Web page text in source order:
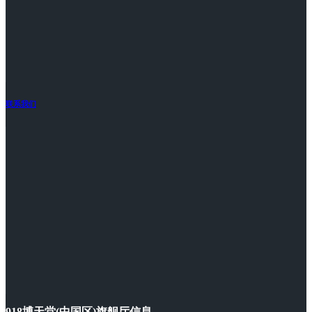
联系我们